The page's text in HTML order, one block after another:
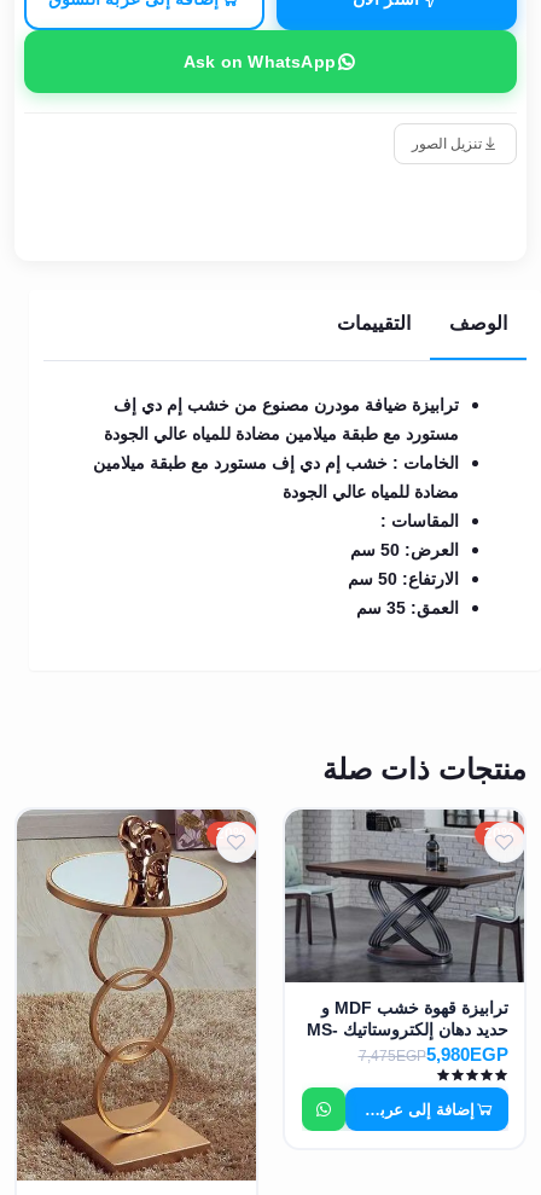
Ask on WhatsApp
تنزيل الصور
الوصف التقييمات
ترابيزة ضيافة مودرن مصنوع من خشب إم دي إف
مستورد مع طبقة ميلامين مضادة للمياه عالي الجودة
الخامات : خشب إم دي إف مستورد مع طبقة ميلامين
مضادة للمياه عالي الجودة
المقاسات :
العرض: 50 سم
الارتفاع: 50 سم
العمق: 35 سم
منتجات ذات صلة
20%
ترابيزة قهوة خشب MDF و
حديد دهان إلكتروستاتيك MS-
7361
5,980EGP
7,475EGP
إضافة إلى عربة التسوق
20%